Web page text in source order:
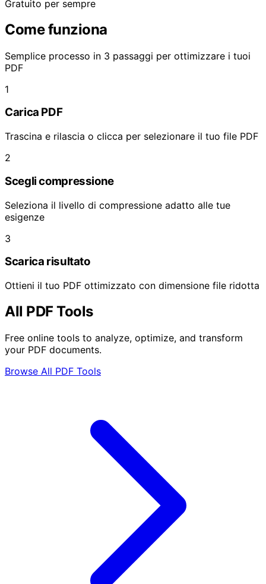
Gratuito per sempre
Come funziona
Semplice processo in 3 passaggi per ottimizzare i tuoi
PDF
1
Carica PDF
Trascina e rilascia o clicca per selezionare il tuo file PDF
2
Scegli compressione
Seleziona il livello di compressione adatto alle tue
esigenze
3
Scarica risultato
Ottieni il tuo PDF ottimizzato con dimensione file ridotta
All PDF Tools
Free online tools to analyze, optimize, and transform
your PDF documents.
Browse All PDF Tools